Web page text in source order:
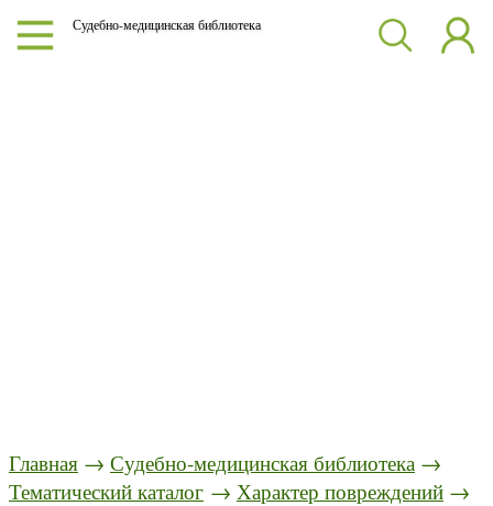
Судебно-медицинская библиотека
Главная → Судебно-медицинская библиотека →
Тематический каталог → Характер повреждений →